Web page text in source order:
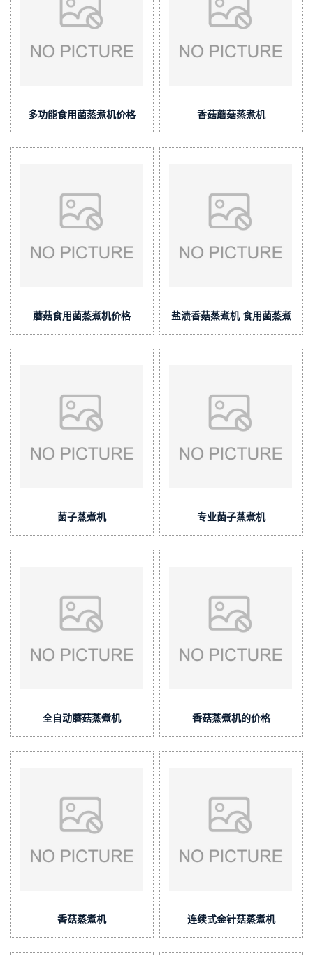
多功能食用菌蒸煮机价格 香菇蘑菇蒸煮机
蘑菇食用菌蒸煮机价格
盐渍香菇蒸煮机 食用菌蒸煮
机
菌子蒸煮机 专业菌子蒸煮机
全自动蘑菇蒸煮机 香菇蒸煮机的价格
香菇蒸煮机 连续式金针菇蒸煮机